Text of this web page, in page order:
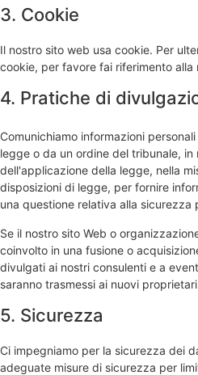
3. Cookie
Il nostro sito web usa cookie. Per
cookie, per favore fai riferimento alla
4. Pratiche di
Comunichiamo informazioni
legge o da un ordine del tribunale,
dell'applicazione della legge, nella
disposizioni di legge, per fornire
una questione relativa alla sicurezza
Se il nostro sito Web o
coinvolto in una fusione o
divulgati ai nostri consulenti e a
saranno trasmessi ai nuovi
5. Sicurezza
Ci impegniamo per la sicurezza dei
adeguate misure di sicurezza per